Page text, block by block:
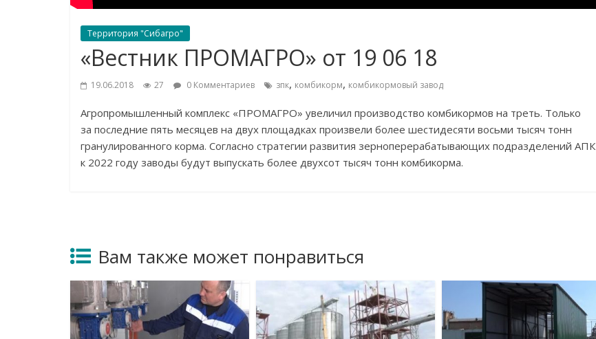
Территория "Сибагро"
«Вестник ПРОМАГРО» от 19 06 18
19.06.2018 27 0 Комментариев зпк, комбикорм, комбикормовый завод
Агропромышленный комплекс «ПРОМАГРО» увеличил производство комбикормов на треть. Только
за последние пять месяцев на двух площадках произвели более шестидесяти восьми тысяч тонн
гранулированного корма. Согласно стратегии развития зерноперерабатывающих подразделений АПК
к 2022 году заводы будут выпускать более двухсот тысяч тонн комбикорма.
Вам также может понравиться